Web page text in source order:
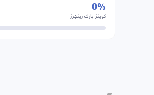
0%
كوينز بارك رينجرز